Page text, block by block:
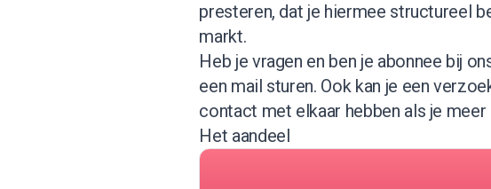
presteren, dat je hiermee structureel
markt.
Heb je vragen en ben je abonnee bij
een mail sturen. Ook kan je een
contact met elkaar hebben als je
Het aandeel